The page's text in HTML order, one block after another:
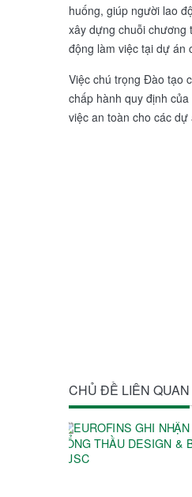
huống, giúp người lao
xây dựng chuỗi chương
động làm việc tại dự án
Việc chú trọng Đào tạo
chấp hành quy định
việc an toàn cho các dự
CHỦ ĐỀ LIÊN QUAN